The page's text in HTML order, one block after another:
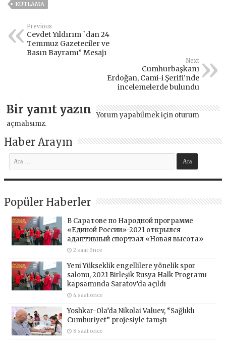
KUTLAMA
Previous
Cevdet Yıldırım `dan 24
Temmuz Gazeteciler ve
Basın Bayramı” Mesajı
Next
Cumhurbaşkanı
Erdoğan, Cami-i Şerifi’nde
incelemelerde bulundu
Bir yanıt yazın Yorum yapabilmek için oturum
açmalısınız.
Haber Arayın
Popüler Haberler
В Саратове по Народной программе
«Единой России»-2021 открылся
адаптивный спортзал «Новая высота»
2 saat önce
Yeni Yükseklik engellilere yönelik spor
salonu, 2021 Birleşik Rusya Halk Programı
kapsamında Saratov’da açıldı
4 saat önce
Yoshkar-Ola’da Nikolai Valuev, “Sağlıklı
Cumhuriyet” projesiyle tanıştı
8 saat önce